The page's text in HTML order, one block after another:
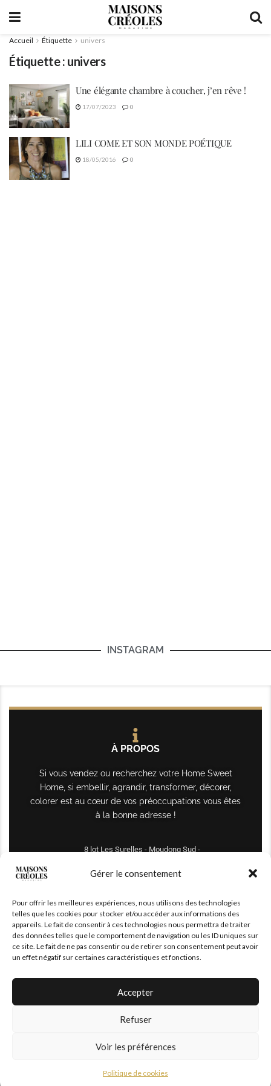
Gérer le consentement
Pour offrir les meilleures expériences, nous utilisons des technologies
telles que les cookies pour stocker et/ou accéder aux informations des
appareils. Le fait de consentir à ces technologies nous permettra de traiter
des données telles que le comportement de navigation ou les ID uniques sur
ce site. Le fait de ne pas consentir ou de retirer son consentement peut avoir
un effet négatif sur certaines caractéristiques et fonctions.
Accepter
Refuser
Voir les préférences
Politique de cookies
Accueil Étiquette univers
Étiquette : univers
Une élégante chambre à coucher, j’en rêve !
17/07/2023 0
LILI COME ET SON MONDE POÉTIQUE
18/05/2016 0
INSTAGRAM
À PROPOS
Si vous vendez ou recherchez votre Home Sweet
Home, si embellir, agrandir, transformer, décorer,
colorer est au cœur de vos préoccupations vous êtes
à la bonne adresse !
8 lot Les Surelles - Moudong Sud -
maisonscreoles.immo@gmail.com
© 2026 – All Right Reserved. Designed and Developed by